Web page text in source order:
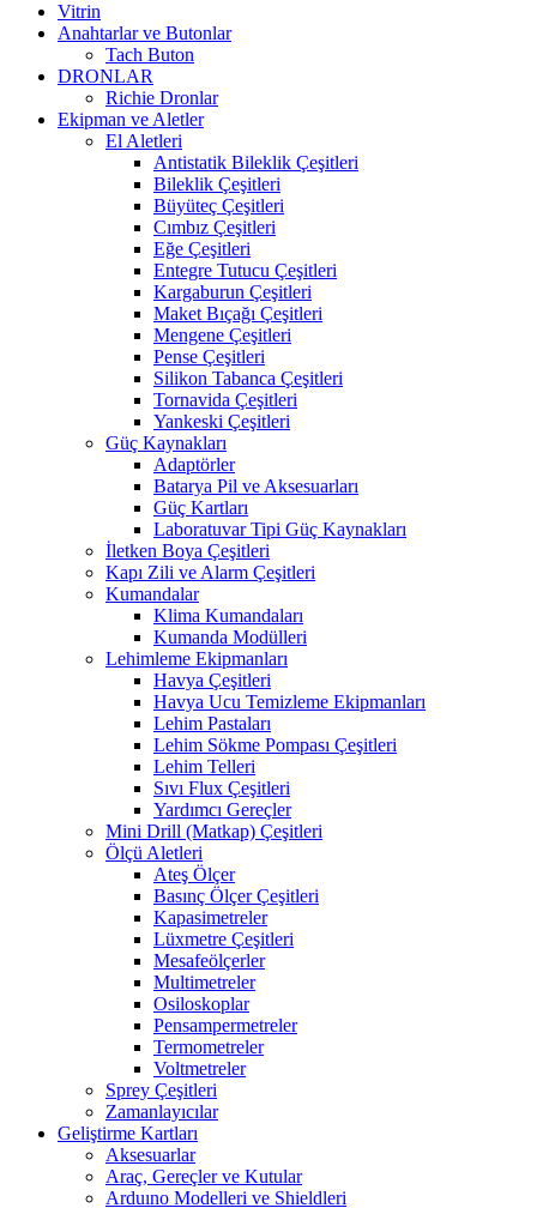
Vitrin
Anahtarlar ve Butonlar
Tach Buton
DRONLAR
Richie Dronlar
Ekipman ve Aletler
El Aletleri
Antistatik Bileklik Çeşitleri
Bileklik Çeşitleri
Büyüteç Çeşitleri
Cımbız Çeşitleri
Eğe Çeşitleri
Entegre Tutucu Çeşitleri
Kargaburun Çeşitleri
Maket Bıçağı Çeşitleri
Mengene Çeşitleri
Pense Çeşitleri
Silikon Tabanca Çeşitleri
Tornavida Çeşitleri
Yankeski Çeşitleri
Güç Kaynakları
Adaptörler
Batarya Pil ve Aksesuarları
Güç Kartları
Laboratuvar Tipi Güç Kaynakları
İletken Boya Çeşitleri
Kapı Zili ve Alarm Çeşitleri
Kumandalar
Klima Kumandaları
Kumanda Modülleri
Lehimleme Ekipmanları
Havya Çeşitleri
Havya Ucu Temizleme Ekipmanları
Lehim Pastaları
Lehim Sökme Pompası Çeşitleri
Lehim Telleri
Sıvı Flux Çeşitleri
Yardımcı Gereçler
Mini Drill (Matkap) Çeşitleri
Ölçü Aletleri
Ateş Ölçer
Basınç Ölçer Çeşitleri
Kapasimetreler
Lüxmetre Çeşitleri
Mesafeölçerler
Multimetreler
Osiloskoplar
Pensampermetreler
Termometreler
Voltmetreler
Sprey Çeşitleri
Zamanlayıcılar
Geliştirme Kartları
Aksesuarlar
Araç, Gereçler ve Kutular
Arduıno Modelleri ve Shieldleri